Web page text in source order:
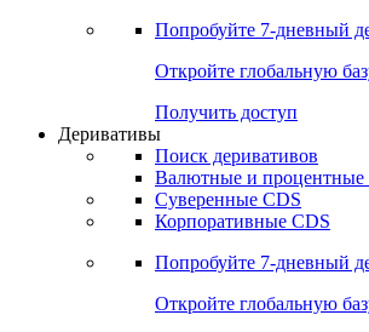
Попробуйте 7-дневный
Откройте глобальную
Получить доступ
Деривативы
Поиск деривативов
Валютные и процентные
Суверенные CDS
Корпоративные CDS
Попробуйте 7-дневный
Откройте глобальную